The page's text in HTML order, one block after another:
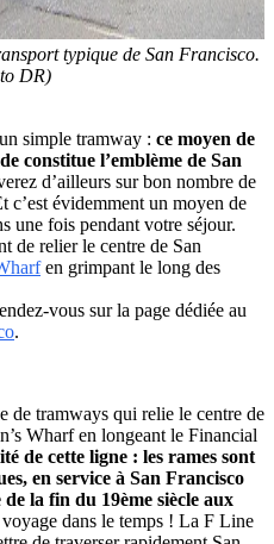
typique de San Francisco.
DR)
simple tramway : ce moyen de
constitue l’emblème de San
d’ailleurs sur bon nombre de
c’est évidemment un moyen de
une fois pendant votre séjour.
de relier le centre de San
en grimpant le long des
vous sur la page dédiée au
.
de tramways qui relie le centre de
Wharf en longeant le Financial
de cette ligne : les rames sont
en service à San Francisco
la fin du 19ème siècle aux
dans le temps ! La F Line